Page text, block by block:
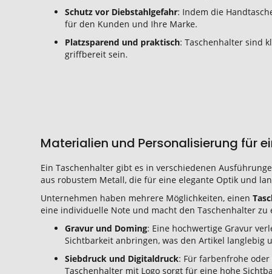
Schutz vor Diebstahlgefahr: Indem die
für den Kunden und Ihre Marke.
Platzsparend und praktisch: Taschenhalter sind
griffbereit sein.
Materialien und Personalisierung für
Ein Taschenhalter gibt es in verschiedenen
aus robustem Metall, die für eine elegante Optik und
Unternehmen haben mehrere Möglichkeiten, einen
eine individuelle Note und macht den Taschenhalter
Gravur und Doming: Eine hochwertige Gravur
Sichtbarkeit anbringen, was den Artikel langlebig
Siebdruck und Digitaldruck: Für farbenfrohe
Taschenhalter mit Logo sorgt für eine hohe